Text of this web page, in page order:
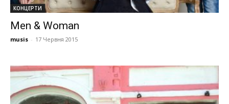
КОНЦЕРТИ
Men & Woman
musis - 17 Червня 2015